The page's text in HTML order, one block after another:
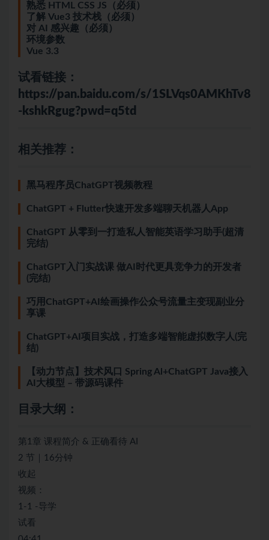
熟悉 HTML CSS JS（必须）
了解 Vue3 技术栈（必须）
对 AI 感兴趣（必须）
环境参数
Vue 3.3
试看链接：
https://pan.baidu.com/s/1SLVqs0AMKhTv8
-kshkRgug?pwd=q5td
相关推荐：
黑马程序员ChatGPT视频教程
ChatGPT + Flutter快速开发多端聊天机器人App
ChatGPT 从零到一打造私人智能英语学习助手(超清
完结)
ChatGPT入门实战课 做AI时代更具竞争力的开发者
(完结)
巧用ChatGPT+AI绘画操作公众号流量主变现副业分
享课
ChatGPT+AI项目实战，打造多端智能虚拟数字人(完
结)
【动力节点】技术风口 Spring Al+ChatGPT Java接入
AI大模型 – 带源码课件
目录大纲：
第1章 课程简介 & 正确看待 AI
2 节｜16分钟
收起
视频：
1-1 -导学
试看